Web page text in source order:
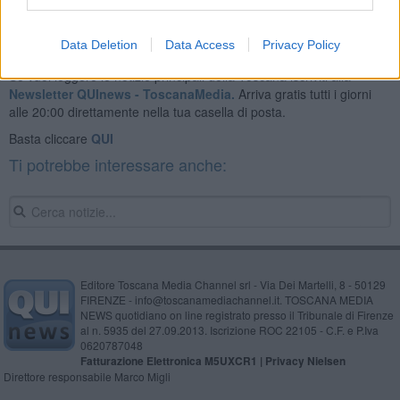
Data Deletion Data Access Privacy Policy
Se vuoi leggere le notizie principali della Toscana iscriviti alla
Newsletter QUInews - ToscanaMedia. Arriva gratis tutti i giorni
alle 20:00 direttamente nella tua casella di posta.
Basta cliccare QUI
Ti potrebbe interessare anche:
Editore Toscana Media Channel srl - Via Dei Martelli, 8 - 50129
FIRENZE - info@toscanamediachannel.it. TOSCANA MEDIA
NEWS quotidiano on line registrato presso il Tribunale di Firenze
al n. 5935 del 27.09.2013. Iscrizione ROC 22105 - C.F. e P.Iva
0620787048
Fatturazione Elettronica M5UXCR1 | Privacy Nielsen
Direttore responsabile Marco Migli